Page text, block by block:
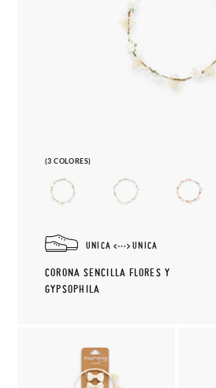
(3 COLORES)
UNICA UNICA
CORONA SENCILLA FLORES Y
GYPSOPHILA